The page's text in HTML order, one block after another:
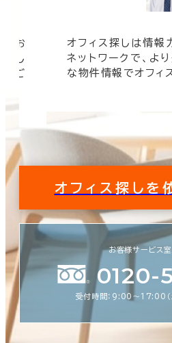
頼の
豊富
。
オフィスを探す他
用意しています。
なご要望にお応え
オフィス探しを
お客様サービス室
0120-
受付時間：9:00〜17:00（